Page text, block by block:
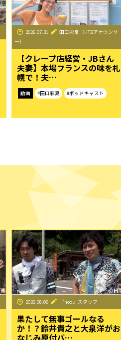
2026.07.31
田口彩夏（HTBアナウンサ
ー）
【クレープ店経営・JBさん
夫妻】本場フランスの味を札
幌で！夫…
動画 #田口彩夏 #ポッドキャスト
2026.08.06 『hod』スタッフ
果たして無事ゴールなる
か！？鈴井貴之と大泉洋がお
なじみ原付バ…